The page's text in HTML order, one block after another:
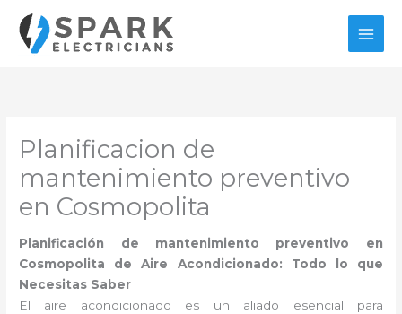
contenido
Planificacion de
mantenimiento preventivo
en Cosmopolita
Planificación de mantenimiento preventivo en
Cosmopolita de Aire Acondicionado: Todo lo que
Necesitas Saber
El aire acondicionado es un aliado esencial para